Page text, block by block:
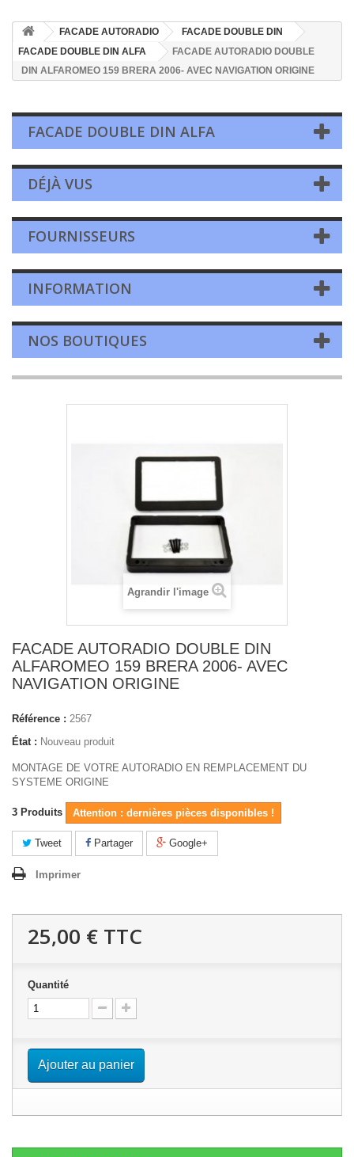
FACADE AUTORADIO
FACADE DOUBLE DIN
FACADE DOUBLE DIN ALFA
FACADE AUTORADIO DOUBLE
DIN ALFAROMEO 159 BRERA 2006- AVEC NAVIGATION ORIGINE
FACADE DOUBLE DIN ALFA
DÉJÀ VUS
FOURNISSEURS
INFORMATION
NOS BOUTIQUES
Agrandir l'image
FACADE AUTORADIO DOUBLE DIN
ALFAROMEO 159 BRERA 2006- AVEC
NAVIGATION ORIGINE
Référence : 2567
État : Nouveau produit
MONTAGE DE VOTRE AUTORADIO EN REMPLACEMENT DU
SYSTEME ORIGINE
3 Produits Attention : dernières pièces disponibles !
Tweet Partager Google+
Imprimer
25,00 € TTC
Quantité
Ajouter au panier